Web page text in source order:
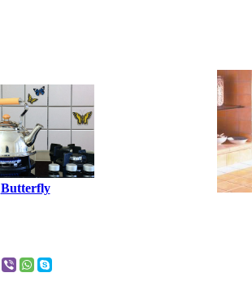
Butterfly